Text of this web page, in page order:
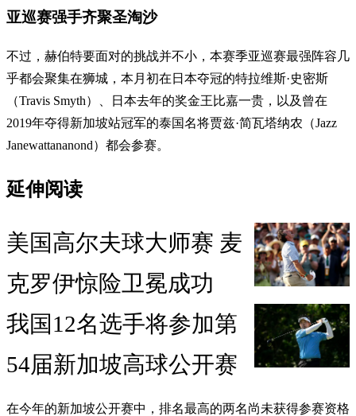
亚巡赛强手齐聚圣淘沙
不过，赫伯特要面对的挑战并不小，本赛季亚巡赛最强阵容几
乎都会聚集在狮城，本月初在日本夺冠的特拉维斯·史密斯
（Travis Smyth）、日本去年的奖金王比嘉一贵，以及曾在
2019年夺得新加坡站冠军的泰国名将贾兹·简瓦塔纳农（Jazz
Janewattananond）都会参赛。
延伸阅读
美国高尔夫球大师赛 麦
克罗伊惊险卫冕成功
我国12名选手将参加第
54届新加坡高球公开赛
在今年的新加坡公开赛中，排名最高的两名尚未获得参赛资格